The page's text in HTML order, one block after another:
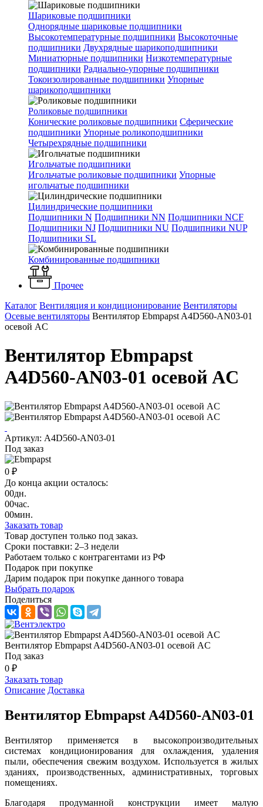
Шариковые подшипники
Однорядные шариковые подшипники
Высокотемпературные подшипники Высокоточные
подшипники Двухрядные шарикоподшипники
Миниатюрные подшипники Низкотемпературные
подшипники Радиально-упорные подшипники
Токоизолированные подшипники Упорные
шарикоподшипники
Роликовые подшипники
Конические роликовые подшипники Сферические
подшипники Упорные роликоподшипники
Четырехрядные подшипники
Игольчатые подшипники
Игольчатые роликовые подшипники Упорные
игольчатые подшипники
Цилиндрические подшипники
Подшипники N Подшипники NN Подшипники NCF
Подшипники NJ Подшипники NU Подшипники NUP
Подшипники SL
Комбинированные подшипники
Прочее
Каталог Вентиляция и кондиционирование Вентиляторы
Осевые вентиляторы Вентилятор Ebmpapst A4D560-AN03-01
осевой AC
Вентилятор Ebmpapst
A4D560-AN03-01 осевой AC
Артикул: A4D560-AN03-01
Под заказ
0 ₽
До конца акции осталось:
00дн.
00час.
00мин.
Заказать товар
Товар доступен только под заказ.
Сроки поставки: 2–3 недели
Работаем только с контрагентами из РФ
Подарок при покупке
Дарим подарок при покупке данного товара
Выбрать подарок
Поделиться
Вентилятор Ebmpapst A4D560-AN03-01 осевой AC
Под заказ
0 ₽
Заказать товар
Описание Доставка
Вентилятор Ebmpapst A4D560-AN03-01
Вентилятор применяется в высокопроизводительных
системах кондиционирования для охлаждения, удаления
пыли, обеспечения свежим воздухом. Используется в жилых
зданиях, производственных, административных, торговых
помещениях.
Благодаря продуманной конструкции имеет малую